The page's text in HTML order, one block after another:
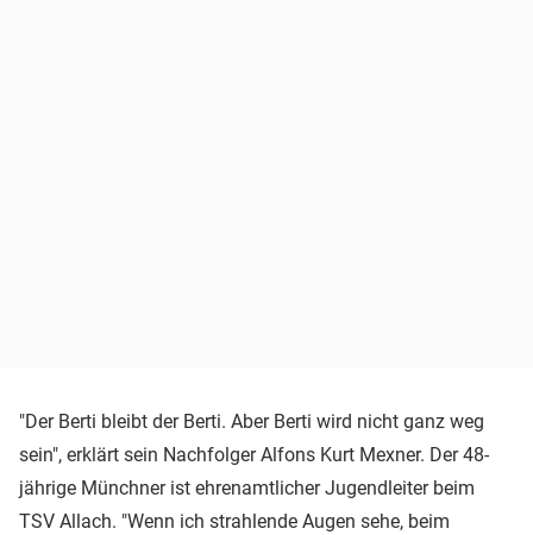
"Der Berti bleibt der Berti. Aber Berti wird nicht ganz weg
sein", erklärt sein Nachfolger Alfons Kurt Mexner. Der 48-
jährige Münchner ist ehrenamtlicher Jugendleiter beim
TSV Allach. "Wenn ich strahlende Augen sehe, beim